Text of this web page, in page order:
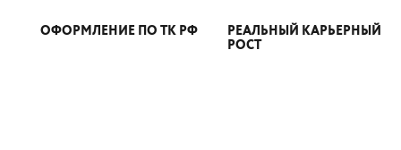
ОФОРМЛЕНИЕ ПО ТК РФ
РЕАЛЬНЫЙ КАРЬЕРНЫЙ
РОСТ